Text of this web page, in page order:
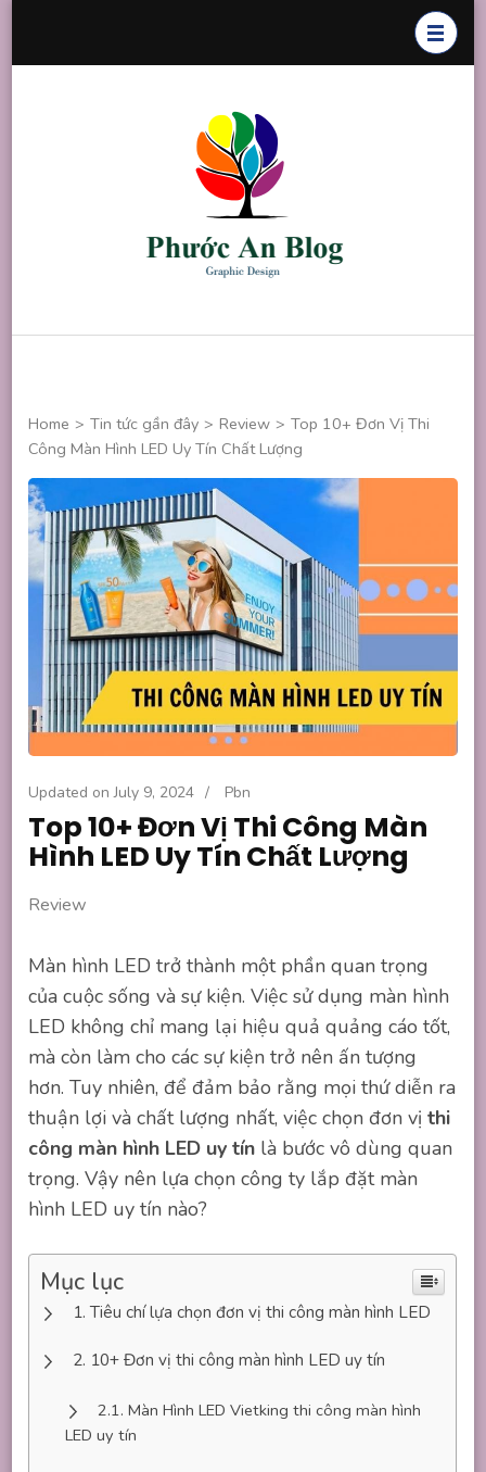
Home > Tin tức gần đây > Review > Top 10+ Đơn Vị Thi
Công Màn Hình LED Uy Tín Chất Lượng
Updated onJuly 9, 2024 / Pbn
Top 10+ Đơn Vị Thi Công Màn
Hình LED Uy Tín Chất Lượng
Review
Màn hình LED trở thành một phần quan trọng
của cuộc sống và sự kiện. Việc sử dụng màn hình
LED không chỉ mang lại hiệu quả quảng cáo tốt,
mà còn làm cho các sự kiện trở nên ấn tượng
hơn. Tuy nhiên, để đảm bảo rằng mọi thứ diễn ra
thuận lợi và chất lượng nhất, việc chọn đơn vịthi
công màn hình LED uy tín là bước vô dùng quan
trọng. Vậy nên lựa chọn công ty lắp đặt màn
hình LED uy tín nào?
Mục lục
Tiêu chí lựa chọn đơn vị thi công màn hình LED
10+ Đơn vị thi công màn hình LED uy tín
Màn Hình LED Vietking thi công màn hình
LED uy tín